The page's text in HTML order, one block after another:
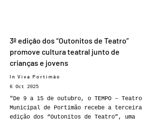
3º edição dos “Outonitos de Teatro”
promove cultura teatral junto de
crianças e jovens
In Viva Portimão
6 Oct 2025
"De 9 a 15 de outubro, o TEMPO – Teatro
Municipal de Portimão recebe a terceira
edição dos “Outonitos de Teatro”, uma